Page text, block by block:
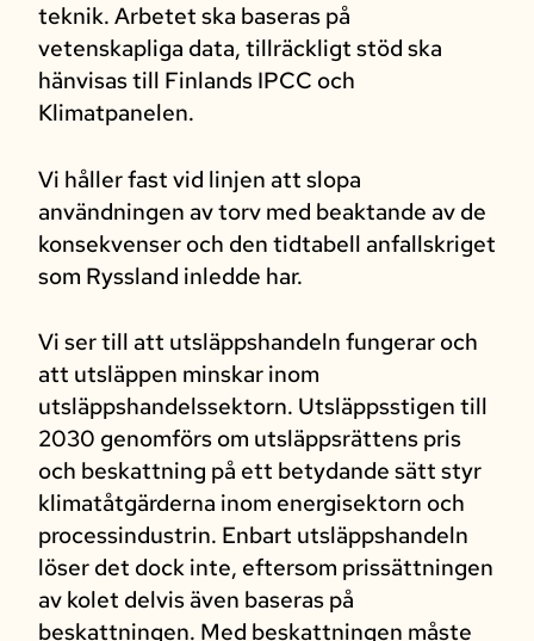
teknik. Arbetet ska baseras på
vetenskapliga data, tillräckligt stöd ska
hänvisas till Finlands IPCC och
Klimatpanelen.
Vi håller fast vid linjen att slopa
användningen av torv med beaktande av de
konsekvenser och den tidtabell anfallskriget
som Ryssland inledde har.
Vi ser till att utsläppshandeln fungerar och
att utsläppen minskar inom
utsläppshandelssektorn. Utsläppsstigen till
2030 genomförs om utsläppsrättens pris
och beskattning på ett betydande sätt styr
klimatåtgärderna inom energisektorn och
processindustrin. Enbart utsläppshandeln
löser det dock inte, eftersom prissättningen
av kolet delvis även baseras på
beskattningen. Med beskattningen måste